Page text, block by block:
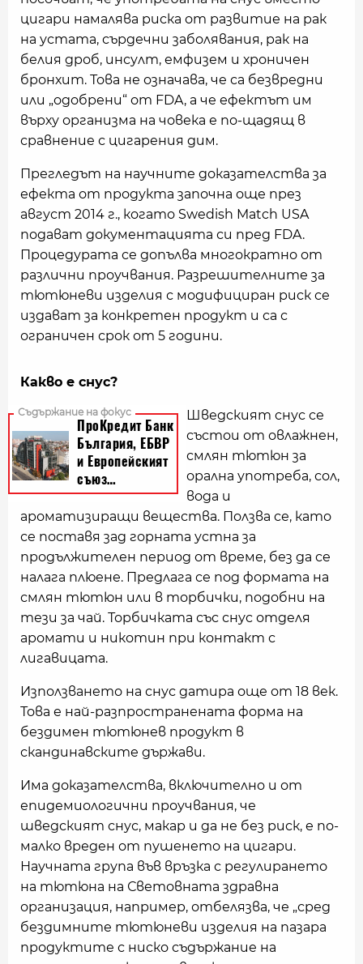
цигари намалява риска от развитие на рак
на устата, сърдечни заболявания, рак на
белия дроб, инсулт, емфизем и хроничен
бронхит. Това не означава, че са безвредни
или „одобрени“ от FDA, а че ефектът им
върху организма на човека е по-щадящ в
сравнение с цигарения дим.
Прегледът на научните доказателства за
ефекта от продукта започна още през
август 2014 г., когато Swedish Match USA
подават документацията си пред FDA.
Процедурата се допълва многократно от
различни проучвания. Разрешителните за
тютюневи изделия с модифициран риск се
издават за конкретен продукт и са с
ограничен срок от 5 години.
Какво е снус?
Шведският снус се
състои от овлажнен,
смлян тютюн за
орална употреба, сол,
вода и
ароматизиращи вещества. Ползва се, като
се поставя зад горната устна за
продължителен период от време, без да се
налага плюене. Предлага се под формата на
смлян тютюн или в торбички, подобни на
тези за чай. Торбичката със снус отделя
аромати и никотин при контакт с
лигавицата.
Използването на снус датира още от 18 век.
Това е най-разпространената форма на
бездимен тютюнев продукт в
скандинавските държави.
Има доказателства, включително и от
епидемиологични проучвания, че
шведският снус, макар и да не без риск, е по-
малко вреден от пушенето на цигари.
Научната група във връзка с регулирането
на тютюна на Световната здравна
организация, например, отбелязва, че „сред
бездимните тютюневи изделия на пазара
продуктите с ниско съдържание на